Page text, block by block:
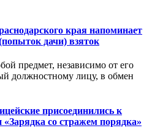
края напоминает
дачи) взяток
предмет, независимо от его
должностному лицу, в обмен
присоединились к
«Зарядка со стражем порядка»